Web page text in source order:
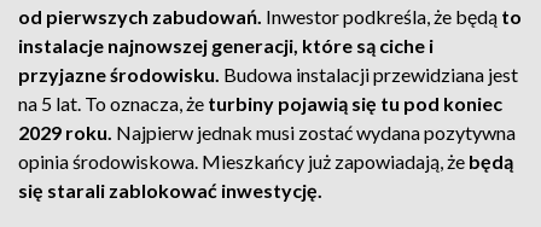
od pierwszych zabudowań. Inwestor podkreśla, że będą to
instalacje najnowszej generacji, które są ciche i
przyjazne środowisku. Budowa instalacji przewidziana jest
na 5 lat. To oznacza, że turbiny pojawią się tu pod koniec
2029 roku. Najpierw jednak musi zostać wydana pozytywna
opinia środowiskowa. Mieszkańcy już zapowiadają, że będą
się starali zablokować inwestycję.